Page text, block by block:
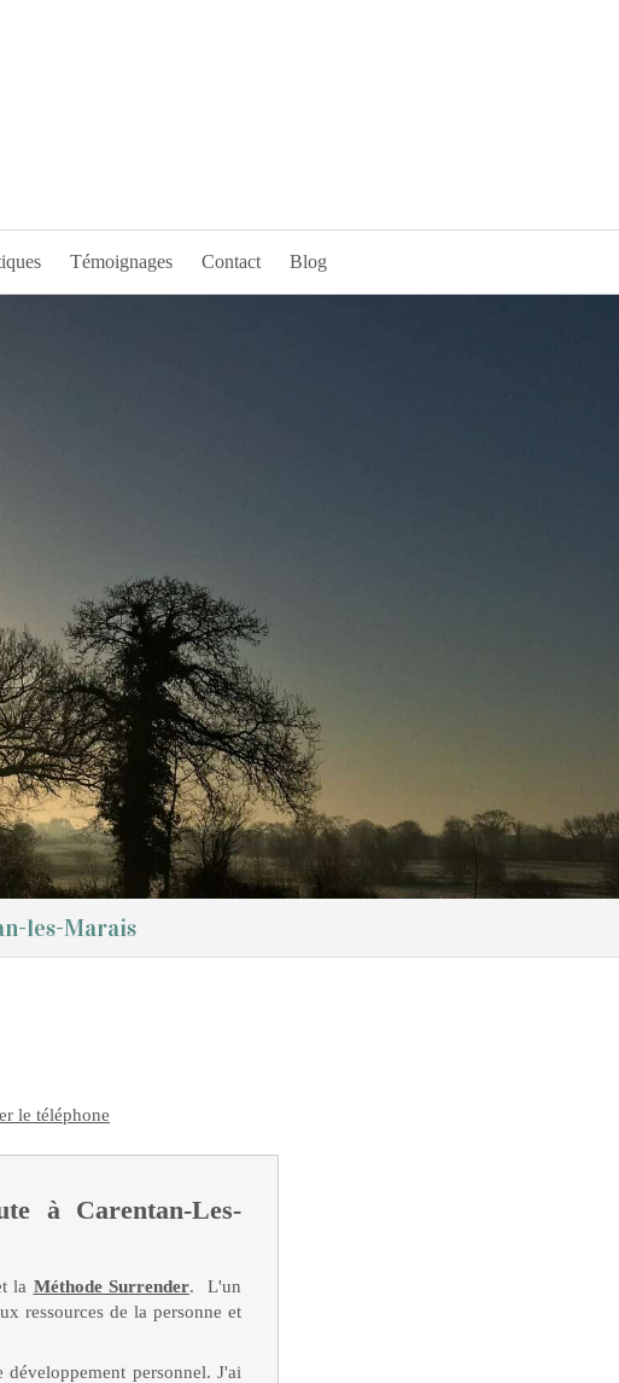
Témoignages Contact Blog
les-Marais
le téléphone
à Carentan-Les-
la Méthode Surrender. L'un
ressources de la personne et
personnel. J'ai